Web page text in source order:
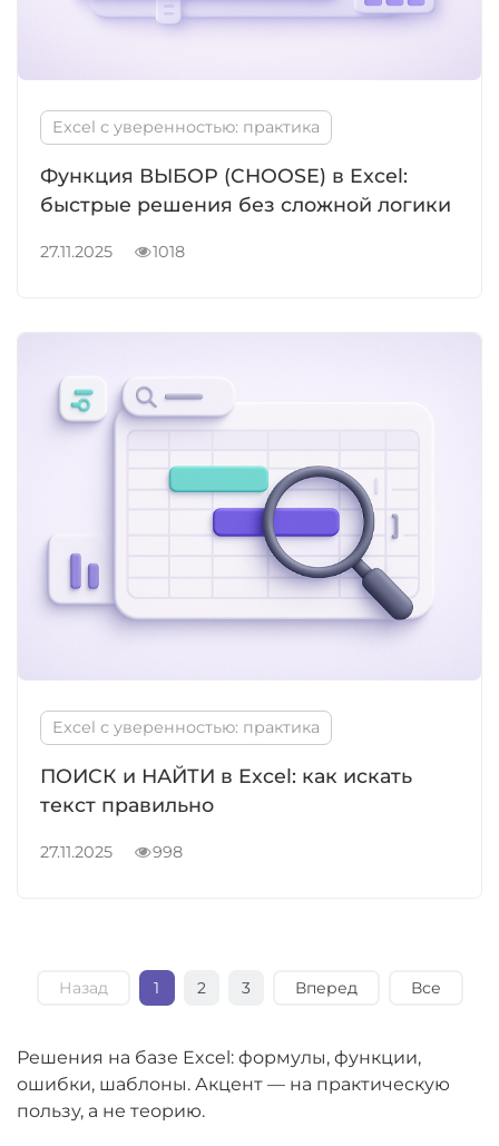
Excel с уверенностью: практика
Функция ВЫБОР (CHOOSE) в Excel:
быстрые решения без сложной логики
27.11.2025 1018
Excel с уверенностью: практика
ПОИСК и НАЙТИ в Excel: как искать
текст правильно
27.11.2025 998
Назад 1 2 3 Вперед Все
Решения на базе Excel: формулы, функции,
ошибки, шаблоны. Акцент — на практическую
пользу, а не теорию.